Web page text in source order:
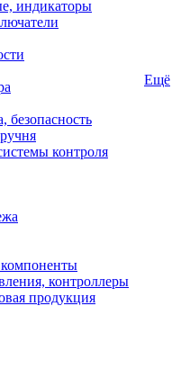
индикаторы
безопасность
контроля
компоненты
контроллеры
продукция
Ещё